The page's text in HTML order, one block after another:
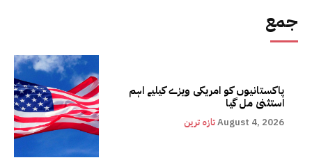
جمع
پاکستانیوں کو امریکی ویزے کیلیے اہم
استثنیٰ مل گیا
تازہ ترینAugust 4, 2026